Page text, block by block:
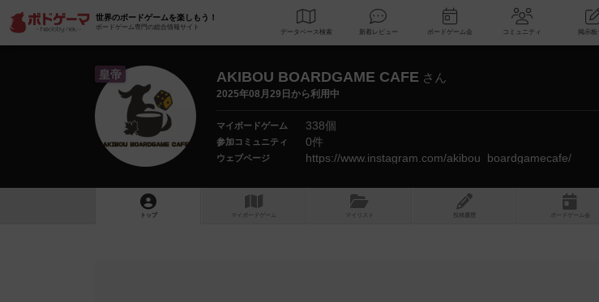
世界のボードゲームを楽しもう！
ボードゲーム専門の総合情報サイト
データベース 検索 新着レビュー ボードゲーム会 コミュニティ
皇帝 AKIBOU BOARDGAME CAFE さん
2025年08月29日から利用中
マイボードゲーム 338個
参加コミュニティ 0件
ウェブページ https://www.instagram.com/akibou_boardgamecafe/
トップ マイボードゲーム マイリスト 投稿履歴 ボ ドゲ ーム